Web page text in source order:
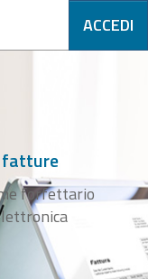
ACCEDI
fatture
forfettario